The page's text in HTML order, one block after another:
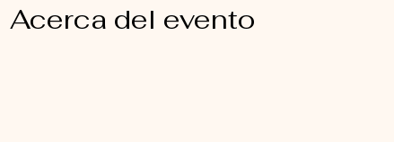
Acerca del evento